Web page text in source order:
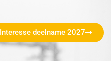
Interesse deelname 2027